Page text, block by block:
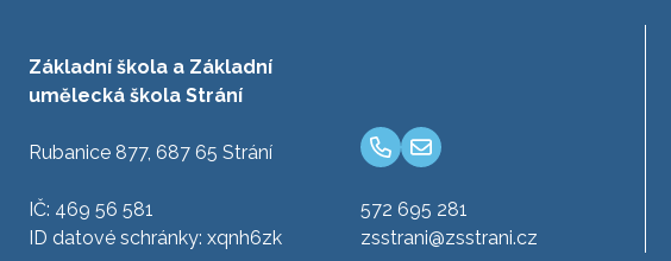
Základní škola a Základní
umělecká škola Strání
Rubanice 877, 687 65 Strání
IČ: 469 56 581
ID datové schránky: xqnh6zk
572 695 281
zsstrani@zsstrani.cz